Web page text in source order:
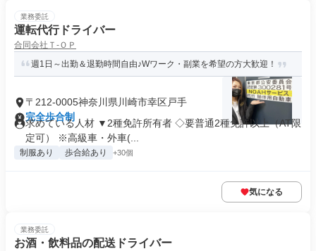
業務委託
運転代行ドライバー
合同会社Ｔ‐ＯＰ
週1日～出勤＆退勤時間自由♪Wワーク・副業を希望の方大歓迎！
〒212-0005神奈川県川崎市幸区戸手
完全歩合制
求めている人材 ▼2種免許所有者 ◇要普通2種免許以上（AT限
定可） ※高級車・外車(...
制服あり 歩合給あり +30個
気になる
業務委託
お酒・飲料品の配送ドライバー